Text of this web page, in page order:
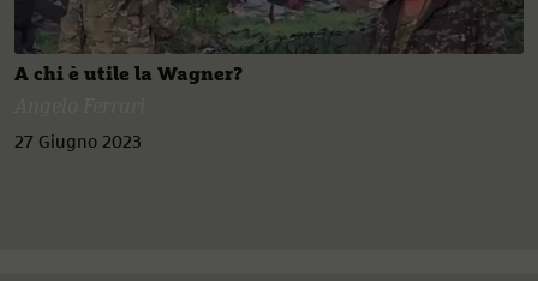
A chi è utile la Wagner?
27 Giugno 2023